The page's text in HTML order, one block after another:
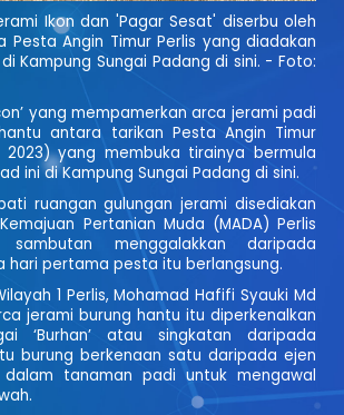
Ikon dan 'Pagar Sesat' diserbu oleh
Pesta Angin Timur Perlis yang diadakan
Kampung Sungai Padang di sini. - Foto:
yang mempamerkan arca jerami padi
antara tarikan Pesta Angin Timur
2023) yang membuka tirainya bermula
ini di Kampung Sungai Padang di sini.
ruangan gulungan jerami disediakan
Pertanian Muda (MADA) Perlis
menggalakkan daripada
hari pertama pesta itu berlangsung.
1 Perlis, Mohamad Hafifi Syauki Md
jerami burung hantu itu diperkenalkan
‘Burhan’ atau singkatan daripada
burung berkenaan satu daripada ejen
tanaman padi untuk mengawal